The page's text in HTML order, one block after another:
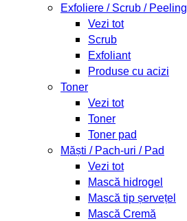
Exfoliere / Scrub / Peeling
Vezi tot
Scrub
Exfoliant
Produse cu acizi
Toner
Vezi tot
Toner
Toner pad
Măști / Pach-uri / Pad
Vezi tot
Mască hidrogel
Mască tip șervețel
Mască Cremă